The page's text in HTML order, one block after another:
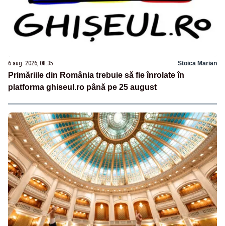
6 aug. 2026, 08:35 Stoica Marian
Primăriile din România trebuie să fie înrolate în
platforma ghiseul.ro până pe 25 august